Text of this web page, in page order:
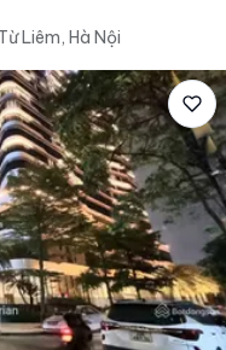
Liêm, Hà Nội